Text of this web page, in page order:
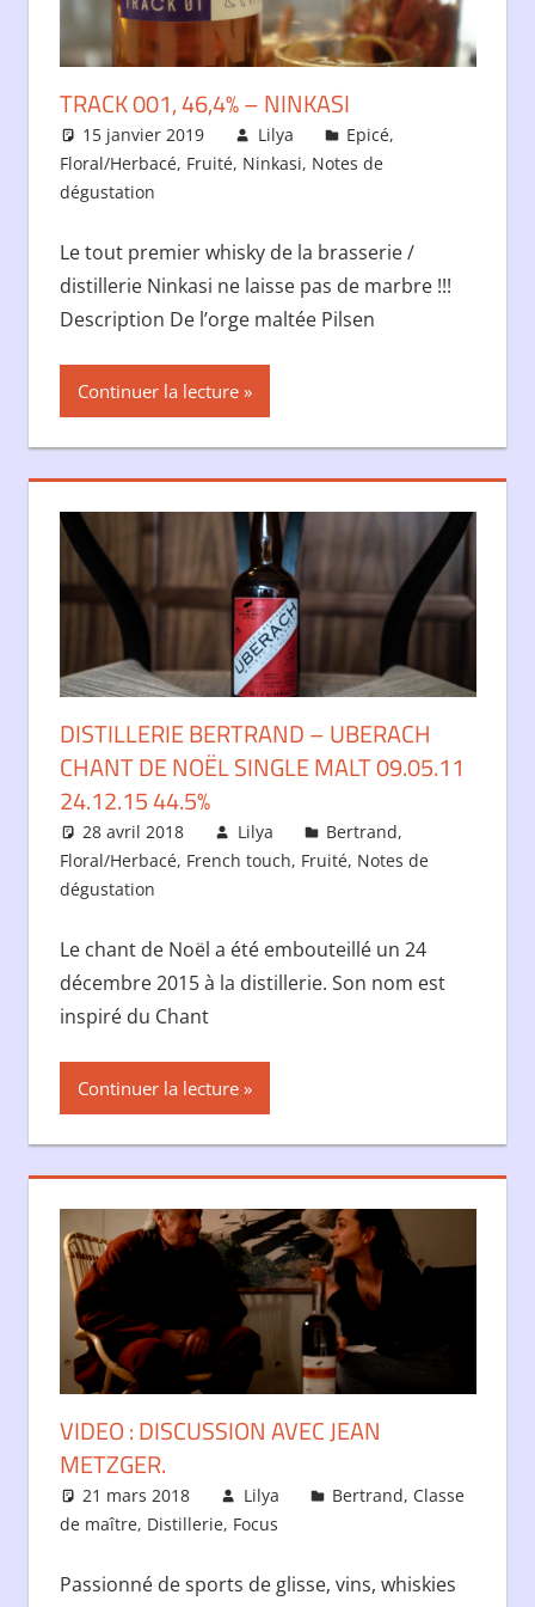
TRACK 001, 46,4% – NINKASI
15 janvier 2019 Lilya Epicé,
Floral/Herbacé, Fruité, Ninkasi, Notes de
dégustation
Le tout premier whisky de la brasserie /
distillerie Ninkasi ne laisse pas de marbre !!!
Description De l’orge maltée Pilsen
Continuer la lecture
DISTILLERIE BERTRAND – UBERACH
CHANT DE NOËL SINGLE MALT 09.05.11
24.12.15 44.5%
28 avril 2018 Lilya Bertrand,
Floral/Herbacé, French touch, Fruité, Notes de
dégustation
Le chant de Noël a été embouteillé un 24
décembre 2015 à la distillerie. Son nom est
inspiré du Chant
Continuer la lecture
VIDEO : DISCUSSION AVEC JEAN
METZGER.
21 mars 2018 Lilya Bertrand, Classe
de maître, Distillerie, Focus
Passionné de sports de glisse, vins, whiskies